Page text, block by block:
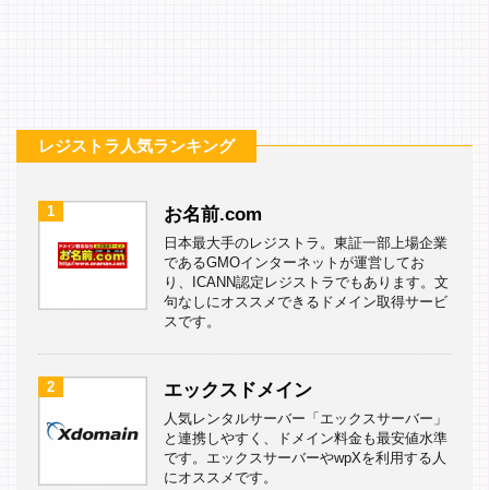
レジストラ人気ランキング
1 お名前.com
日本最大手のレジストラ。東証一部上場企業
であるGMOインターネットが運営してお
り、ICANN認定レジストラでもあります。文
句なしにオススメできるドメイン取得サービ
スです。
2 エックスドメイン
人気レンタルサーバー「エックスサーバー」
と連携しやすく、ドメイン料金も最安値水準
です。エックスサーバーやwpXを利用する人
にオススメです。